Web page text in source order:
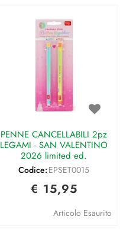
PENNE CANCELLABILI 2pz
LEGAMI - SAN VALENTINO
2026 limited ed.
Codice: EPSET0015
€ 15,95
Articolo Esaurito